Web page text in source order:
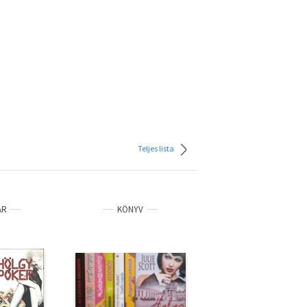
Teljes lista
KÖNYV